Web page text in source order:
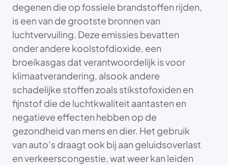
degenen die op fossiele brandstoffen rijden,
is een van de grootste bronnen van
luchtvervuiling. Deze emissies bevatten
onder andere koolstofdioxide, een
broeikasgas dat verantwoordelijk is voor
klimaatverandering, alsook andere
schadelijke stoffen zoals stikstofoxiden en
fijnstof die de luchtkwaliteit aantasten en
negatieve effecten hebben op de
gezondheid van mens en dier. Het gebruik
van auto’s draagt ook bij aan geluidsoverlast
en verkeerscongestie, wat weer kan leiden